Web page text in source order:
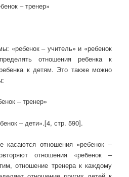
– тренер»
«ребенок – учитель» и «ребенок
отношения ребенка к
к детям. Это также можно
– тренер»
– дети».[4, стр. 590].
касаются отношения «ребенок –
отношения «ребенок –
отношение тренера к каждому